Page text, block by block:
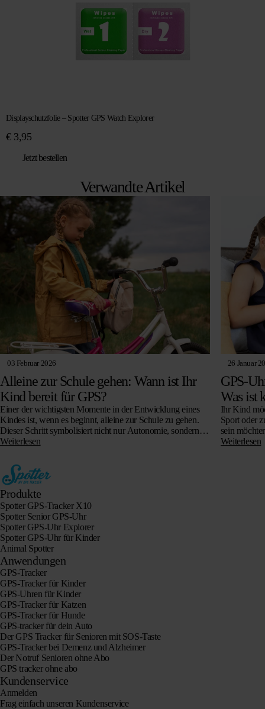
Displayschutzfolie – Spotter GPS Watch Explorer
€3,95
Jetzt bestellen
Verwandte Artikel
03 Februar 2026
Alleine zur Schule gehen: Wann ist Ihr
Kind bereit für GPS?
Einer der wichtigsten Momente in der Entwicklung eines
Kindes ist, wenn es beginnt, alleine zur Schule zu gehen.
Dieser Schritt symbolisiert nicht nur Autonomie, sondern
auch das Vertrauen, das Eltern…
Weiterlesen
26 Januar
GPS-
Was ist
Ihr Kind
Sport oder
sein
Weiterlesen
Produkte
Spotter GPS-Tracker X10
Spotter Senior GPS-Uhr
Spotter GPS-Uhr Explorer
Spotter GPS-Uhr für Kinder
Animal Spotter
Anwendungen
GPS-Tracker
GPS-Tracker für Kinder
GPS-Uhren für Kinder
GPS-Tracker für Katzen
GPS-Tracker für Hunde
GPS-tracker für dein Auto
Der GPS Tracker für Senioren mit SOS-Taste
GPS-Tracker bei Demenz und Alzheimer
Der Notruf Senioren ohne Abo
GPS tracker ohne abo
Kundenservice
Anmelden
Frag einfach unseren Kundenservice